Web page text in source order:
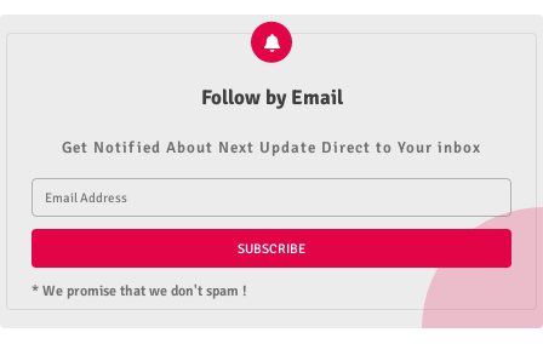
Follow by Email
Get Notified About Next Update Direct to Your inbox
* We promise that we don't spam !